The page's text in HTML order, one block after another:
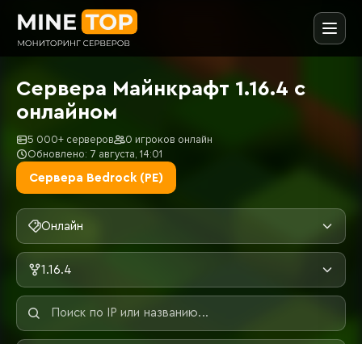
Сервера Майнкрафт 1.16.4 с
онлайном
5 000+ серверов
0 игроков онлайн
Обновлено: 7 августа, 14:01
Сервера Bedrock (PE)
Онлайн
1.16.4